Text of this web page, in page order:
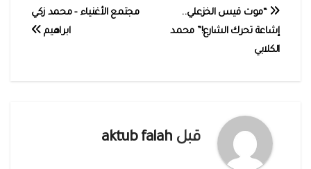
تصفّح
المقالات
مجتمع‭ ‬الأغنياء‭ ‬- محمد زكي
ابراهيم
“موت قيس الخزعلي..
إشاعة تحرك الشارع!” محمد
الكلابي
قبلaktub falah